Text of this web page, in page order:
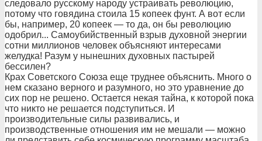
следовало русскому народу устраивать революцию,
потому что говядина стоила 15 копеек фунт. А вот если
бы, например, 20 копеек — то да, он бы революцию
одобрил... Самоубийственный взрыв духовной энергии
сотни миллионов человек объясняют интересами
желудка! Разум у нынешних духовных пастырей
бессилен?
Крах Советского Союза еще труднее объяснить. Много о
нем сказано верного и разумного, но это уравнение до
сих пор не решено. Остается некая тайна, к которой пока
что никто не решается подступиться. И
производительные силы развивались, и
производственные отношения им не мешали — можно